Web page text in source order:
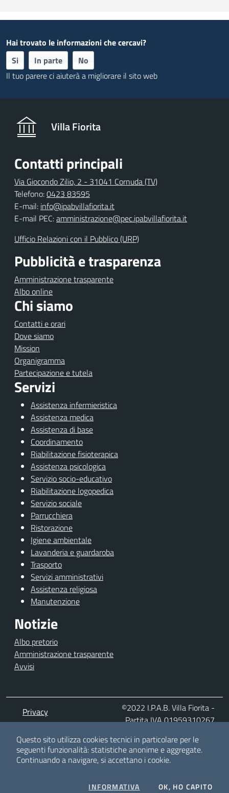
Hai trovato le informazioni che cercavi?
Si
In parte
No
Il tuo parere ci aiuterà a migliorare il sito web
Villa Fiorita
Contatti principali
Via Giocondo Zilio, 2 - 31041 Cornuda (TV)
Telefono:0423 83595
E-mail: info@ipabvillafiorita.it
E-mail PEC:amministrazione@pec.ipabvillafiorita.it
Ufficio Relazioni con il Pubblico (URP)
Pubblicità e trasparenza
Amministrazione trasparente
Albo online
Chi siamo
Contatti e orari
Dove siamo
Mission
Organigramma
Partecipazione e tutela
Servizi
Assistenza infermieristica
Assistenza medica
Assistenza di base
Coordinamento
Riabilitazione fisioterapica
Assistenza psicologica
Servizio socio-educativo
Riabilitazione logopedica
Servizio sociale
Parrucchiera
Ristorazione
Igiene ambientale
Lavanderia e guardaroba
Trasporto
Servizi amministrativi
Assistenza religiosa
Manutenzione
Notizie
Albo pretorio
Amministrazione trasparente
Avvisi
Privacy
Realizzazione del sito
©2022 I.P.A.B. Villa Fiorita -
Partita IVA 01959310267
Questo sito utilizza cookies tecnici in particolare per le
seguenti funzionalità: statistiche anonime e aggregate.
Continuando a navigare, si accettano i cookie.
INFORMATIVA SUI COOKIES
OK, HO CAPITO